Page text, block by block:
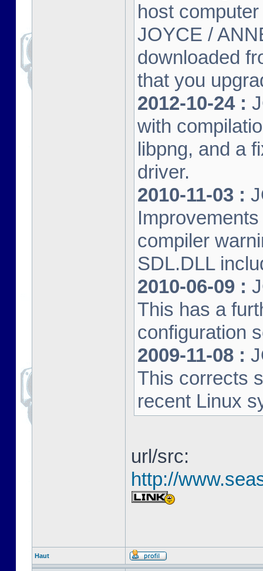
host
JOYCE /
downloaded
that you
2012-10-24 :
with
libpng, and a
driver.
2010-11-03 :
compiler
SDL.DLL
2010-06-09 :
This has a
configuration
2009-11-08 :
This corrects
recent Linux
url/src:
http://
Haut